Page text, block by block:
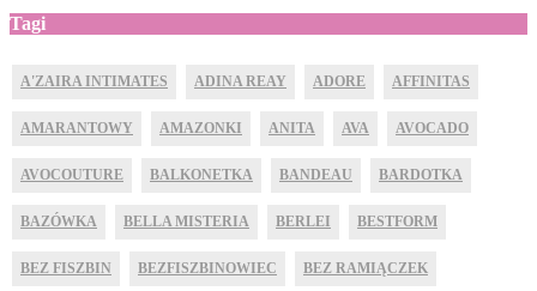
Tagi
A'ZAIRA INTIMATES ADINA REAY ADORE AFFINITAS
AMARANTOWY AMAZONKI ANITA AVA AVOCADO
AVOCOUTURE BALKONETKA BANDEAU BARDOTKA
BAZÓWKA BELLA MISTERIA BERLEI BESTFORM
BEZ FISZBIN BEZFISZBINOWIEC BEZ RAMIĄCZEK